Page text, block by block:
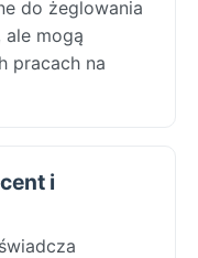
do żeglowania
mogą
pracach na
i